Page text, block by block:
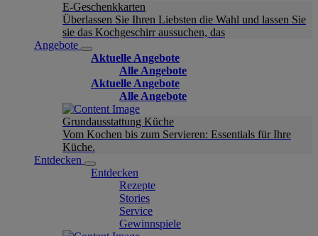
E-Geschenkkarten
Überlassen Sie Ihren Liebsten die Wahl und lassen Sie
sie das Kochgeschirr aussuchen, das
Angebote
Aktuelle Angebote
Alle Angebote
Aktuelle Angebote
Alle Angebote
Grundausstattung Küche
Vom Kochen bis zum Servieren: Essentials für Ihre
Küche.
Entdecken
Entdecken
Rezepte
Stories
Service
Gewinnspiele